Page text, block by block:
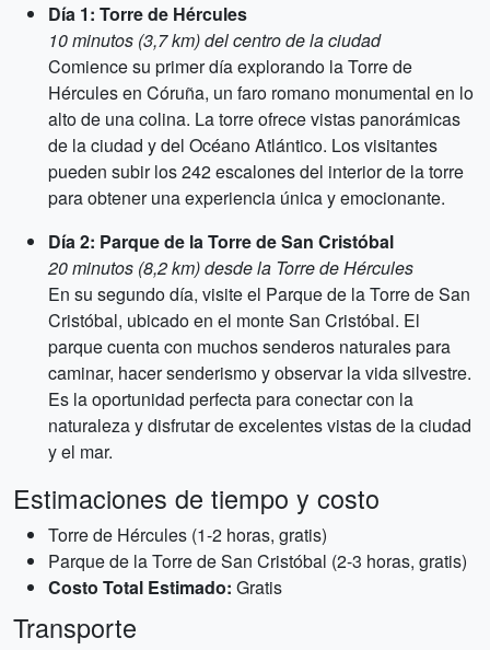
Día 1: Torre de Hércules
10 minutos (3,7 km) del centro de la ciudad
Comience su primer día explorando la Torre de
Hércules en Córuña, un faro romano monumental en lo
alto de una colina. La torre ofrece vistas panorámicas
de la ciudad y del Océano Atlántico. Los visitantes
pueden subir los 242 escalones del interior de la torre
para obtener una experiencia única y emocionante.
Día 2: Parque de la Torre de San Cristóbal
20 minutos (8,2 km) desde la Torre de Hércules
En su segundo día, visite el Parque de la Torre de San
Cristóbal, ubicado en el monte San Cristóbal. El
parque cuenta con muchos senderos naturales para
caminar, hacer senderismo y observar la vida silvestre.
Es la oportunidad perfecta para conectar con la
naturaleza y disfrutar de excelentes vistas de la ciudad
y el mar.
Estimaciones de tiempo y costo
Torre de Hércules (1-2 horas, gratis)
Parque de la Torre de San Cristóbal (2-3 horas, gratis)
Costo Total Estimado: Gratis
Transporte